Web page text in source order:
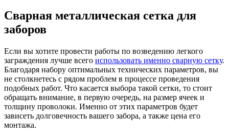
Сварная металлическая сетка для
заборов
Если вы хотите провести работы по возведению легкого
заграждения лучше всего использовать именно сварную сетку.
Благодаря набору оптимальных технических параметров, вы
не столкнетесь с рядом проблем в процессе проведения
подобных работ. Что касается выбора такой сетки, то стоит
обращать внимание, в первую очередь, на размер ячеек и
толщину проволоки. Именно от этих параметров будет
зависеть долговечность вашего забора, а также цена его
монтажа.